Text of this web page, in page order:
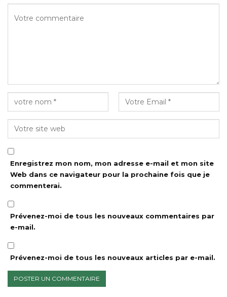
Enregistrez mon nom, mon adresse e-mail et mon site
Web dans ce navigateur pour la prochaine fois que je
commenterai.
Prévenez-moi de tous les nouveaux commentaires par
e-mail.
Prévenez-moi de tous les nouveaux articles par e-mail.